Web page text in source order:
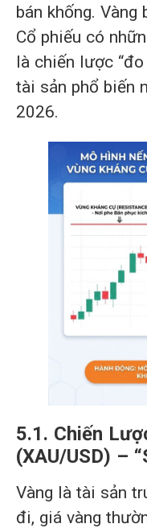
bán khống.
Cổ phiếu có
là chiến lược
tài sản phổ biến
2026.
5.1. Chiến
(XAU/USD) –
Vàng là tài sản
đi, giá vàng